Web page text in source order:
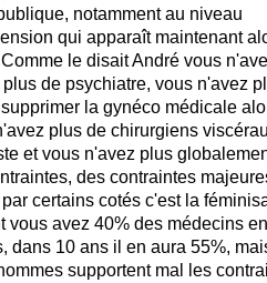
notamment au niveau
qui apparaît maintenant
le disait André vous
de psychiatre, vous n'avez
la gynéco médicale
plus de chirurgiens
et vous n'avez plus
des contraintes
certains cotés c'est la
vous avez 40% des médecins en
dans 10 ans il en aura 55%,
supportent mal les